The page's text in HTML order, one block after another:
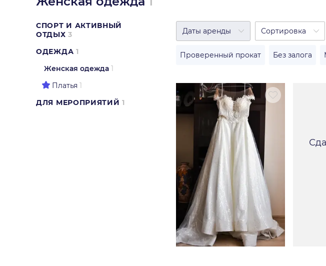
СПОРТ И АКТИВНЫЙ
ОТДЫХ 3
ОДЕЖДА 1
Женская одежда 1
Платья 1
ДЛЯ МЕРОПРИЯТИЙ 1
Даты аренды Сортировка
Проверенный прокат Без залога